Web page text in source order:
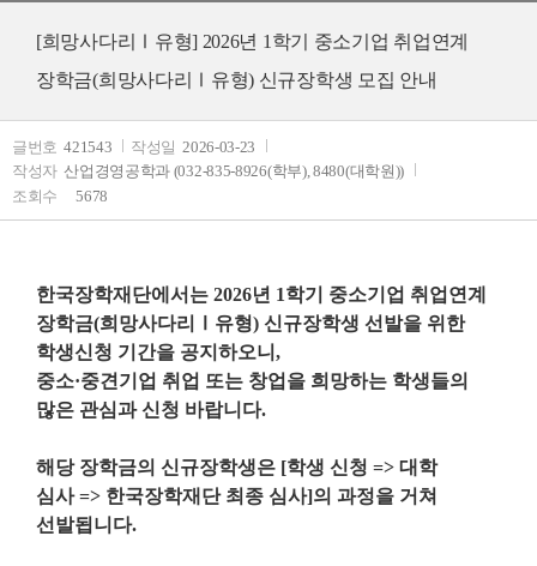
[희망사다리Ⅰ유형] 2026년 1학기 중소기업 취업연계
장학금(희망사다리Ⅰ유형) 신규장학생 모집 안내
글번호 421543 작성일 2026-03-23
작성자 산업경영공학과 (032-835-8926(학부), 8480(대학원))
조회수
5678
한국장학재단에서는 2026년 1학기 중소기업 취업연계
장학금(희망사다리 유형) 신규장학생 선발을 위한
학생신청 기간을 공지하오니 ,
중소·중견기업 취업 또는 창업을 희망하는 학생들의
많은 관심과 신청 바랍니다.
해당 장학금의 신규장학생은 [학생 신청 => 대학
심사=> 한국장학재단 최종 심사]의 과정을 거쳐
선발됩니다.